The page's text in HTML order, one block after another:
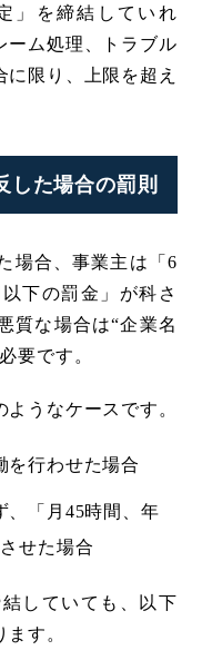
」を締結していれ
ーム処理、トラブル
限り、上限を超え
した場合の罰則
場合、事業主は「6
下の罰金」が科さ
質な場合は“企業名
要です。
うなケースです。
を行わせた場合
、「月45時間、年
せた場合
していても、以下
す。